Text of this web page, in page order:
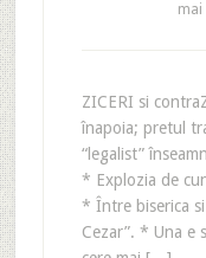
mai
ZICERI si
înapoia; pretul
“legalist”
* Explozia de
* Între biserica
Cezar”. * Una e